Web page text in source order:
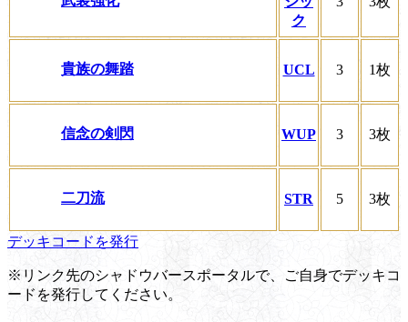
ク
貴族の舞踏 UCL 3 1枚
信念の剣閃 WUP 3 3枚
二刀流 STR 5 3枚
デッキコードを発行
※リンク先のシャドウバースポータルで、ご自身でデッキコ
ードを発行してください。